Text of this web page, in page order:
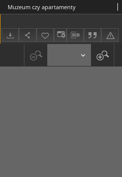
Muzeum czy apartamenty